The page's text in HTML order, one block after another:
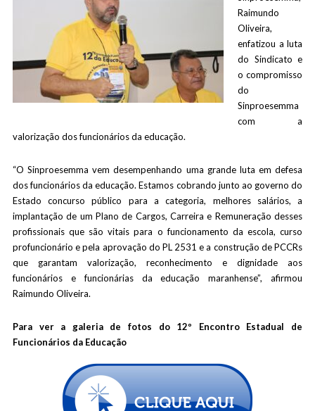
Raimundo
Oliveira,
enfatizou a luta
do Sindicato e
o compromisso
do
Sinproesemma
com a
valorização dos funcionários da educação.
“O Sinproesemma vem desempenhando uma grande luta em defesa
dos funcionários da educação. Estamos cobrando junto ao governo do
Estado concurso público para a categoria, melhores salários, a
implantação de um Plano de Cargos, Carreira e Remuneração desses
profissionais que são vitais para o funcionamento da escola, curso
profuncionário e pela aprovação do PL 2531 e a construção de PCCRs
que garantam valorização, reconhecimento e dignidade aos
funcionários e funcionárias da educação maranhense”, afirmou
Raimundo Oliveira.
Para ver a galeria de fotos do 12º Encontro Estadual de
Funcionários da Educação